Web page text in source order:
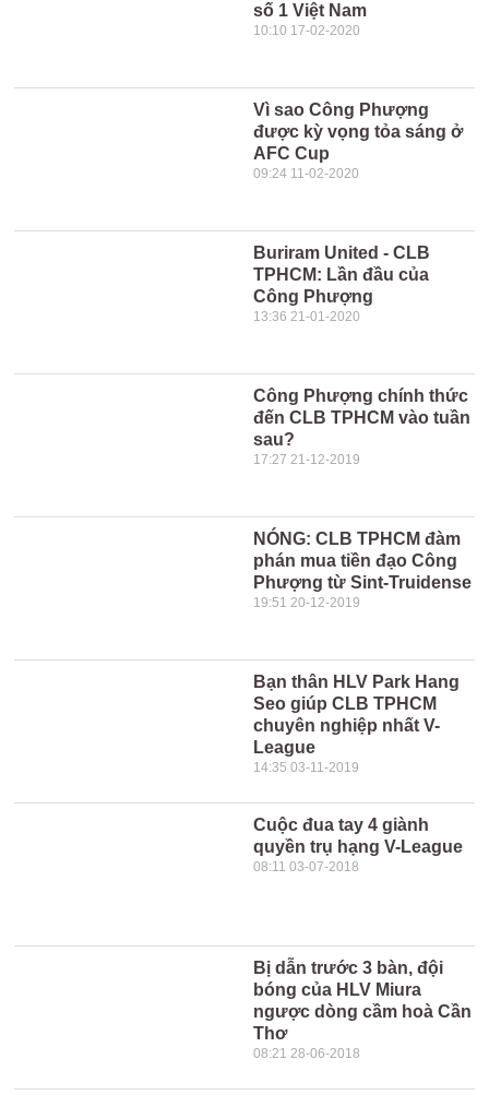
số 1 Việt Nam
10:10 17-02-2020
Vì sao Công Phượng
được kỳ vọng tỏa sáng ở
AFC Cup
09:24 11-02-2020
Buriram United - CLB
TPHCM: Lần đầu của
Công Phượng
13:36 21-01-2020
Công Phượng chính thức
đến CLB TPHCM vào tuần
sau?
17:27 21-12-2019
NÓNG: CLB TPHCM đàm
phán mua tiền đạo Công
Phượng từ Sint-Truidense
19:51 20-12-2019
Bạn thân HLV Park Hang
Seo giúp CLB TPHCM
chuyên nghiệp nhất V-
League
14:35 03-11-2019
Cuộc đua tay 4 giành
quyền trụ hạng V-League
08:11 03-07-2018
Bị dẫn trước 3 bàn, đội
bóng của HLV Miura
ngược dòng cầm hoà Cần
Thơ
08:21 28-06-2018